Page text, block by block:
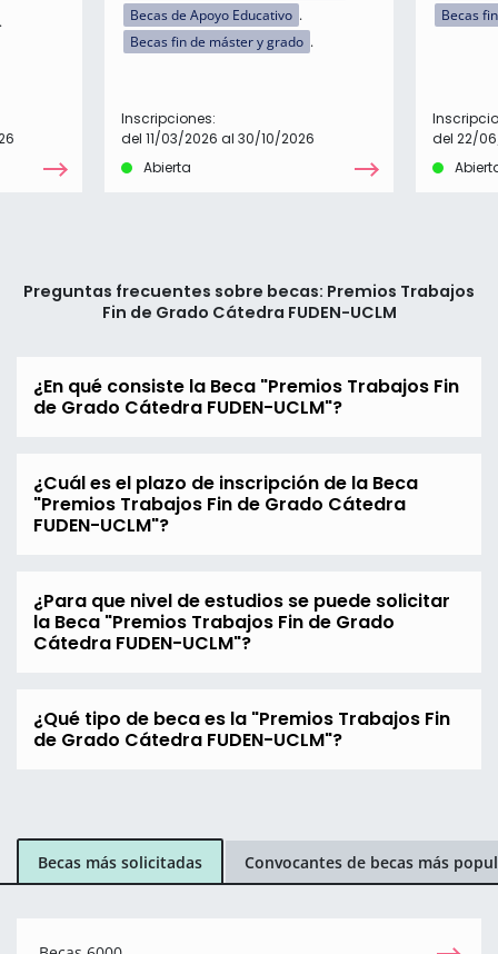
Becas de Apoyo Educativo
Becas fin de máster y grado
Inscripciones:
del 11/03/2026 al 30/10/2026
Abierta
Becas
del 22/
Preguntas frecuentes sobre becas: Premios Trabajos
Fin de Grado Cátedra FUDEN-UCLM
¿En qué consiste la Beca "Premios Trabajos Fin
de Grado Cátedra FUDEN-UCLM"?
¿Cuál es el plazo de inscripción de la Beca
"Premios Trabajos Fin de Grado Cátedra
FUDEN-UCLM"?
¿Para que nivel de estudios se puede solicitar
la Beca "Premios Trabajos Fin de Grado
Cátedra FUDEN-UCLM"?
¿Qué tipo de beca es la "Premios Trabajos Fin
de Grado Cátedra FUDEN-UCLM"?
Becas más solicitadas Convocantes de becas más